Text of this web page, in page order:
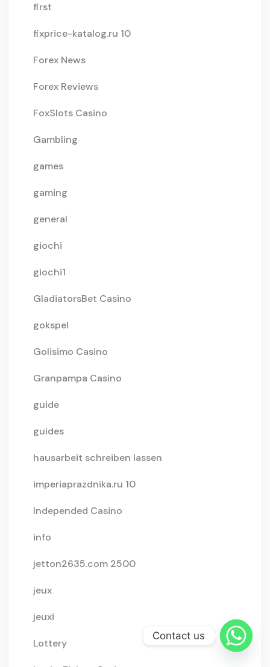
first
fixprice-katalog.ru 10
Forex News
Forex Reviews
FoxSlots Casino
Gambling
games
gaming
general
giochi
giochi1
GladiatorsBet Casino
gokspel
Golisimo Casino
Granpampa Casino
guide
guides
hausarbeit schreiben lassen
imperiaprazdnika.ru 10
Independed Casino
info
jetton2635.com 2500
jeux
jeuxi
Lottery
Contact us